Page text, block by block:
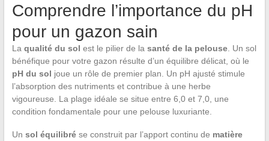
Comprendre l’importance du pH
pour un gazon sain
La qualité du sol est le pilier de la santé de la pelouse. Un sol
bénéfique pour votre gazon résulte d’un équilibre délicat, où le
pH du sol joue un rôle de premier plan. Un pH ajusté stimule
l’absorption des nutriments et contribue à une herbe
vigoureuse. La plage idéale se situe entre 6,0 et 7,0, une
condition fondamentale pour une pelouse luxuriante.
Un sol équilibrése construit par l’apport continu de matière